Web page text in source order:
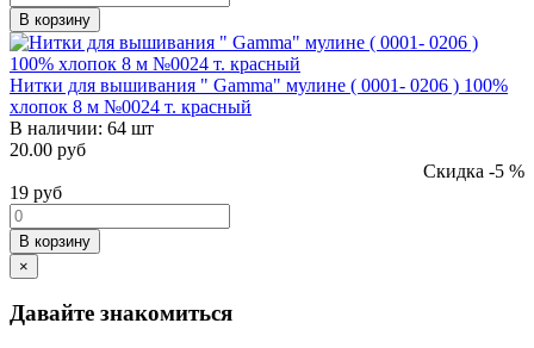
В корзину
Нитки для вышивания " Gamma" мулине ( 0001- 0206 ) 100%
хлопок 8 м №0024 т. красный
В наличии: 64 шт
20.00 руб
Скидка -5 %
19 руб
В корзину
×
Давайте знакомиться